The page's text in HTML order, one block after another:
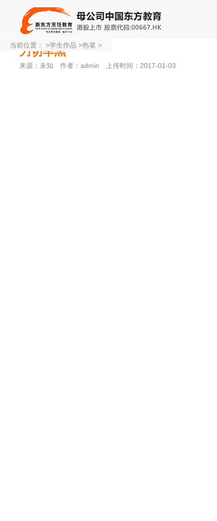
刀切羊羔
来源：未知 作者：admin 上传时间：2017-01-03
当前位置： >学生作品 >热菜 >